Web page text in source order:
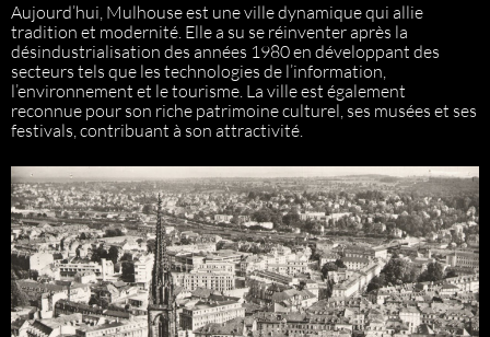
Aujourd’hui, Mulhouse est une ville dynamique qui allie
tradition et modernité. Elle a su se réinventer après la
désindustrialisation des années 1980 en développant des
secteurs tels que les technologies de l’information,
l’environnement et le tourisme. La ville est également
reconnue pour son riche patrimoine culturel, ses musées et ses
festivals, contribuant à son attractivité.